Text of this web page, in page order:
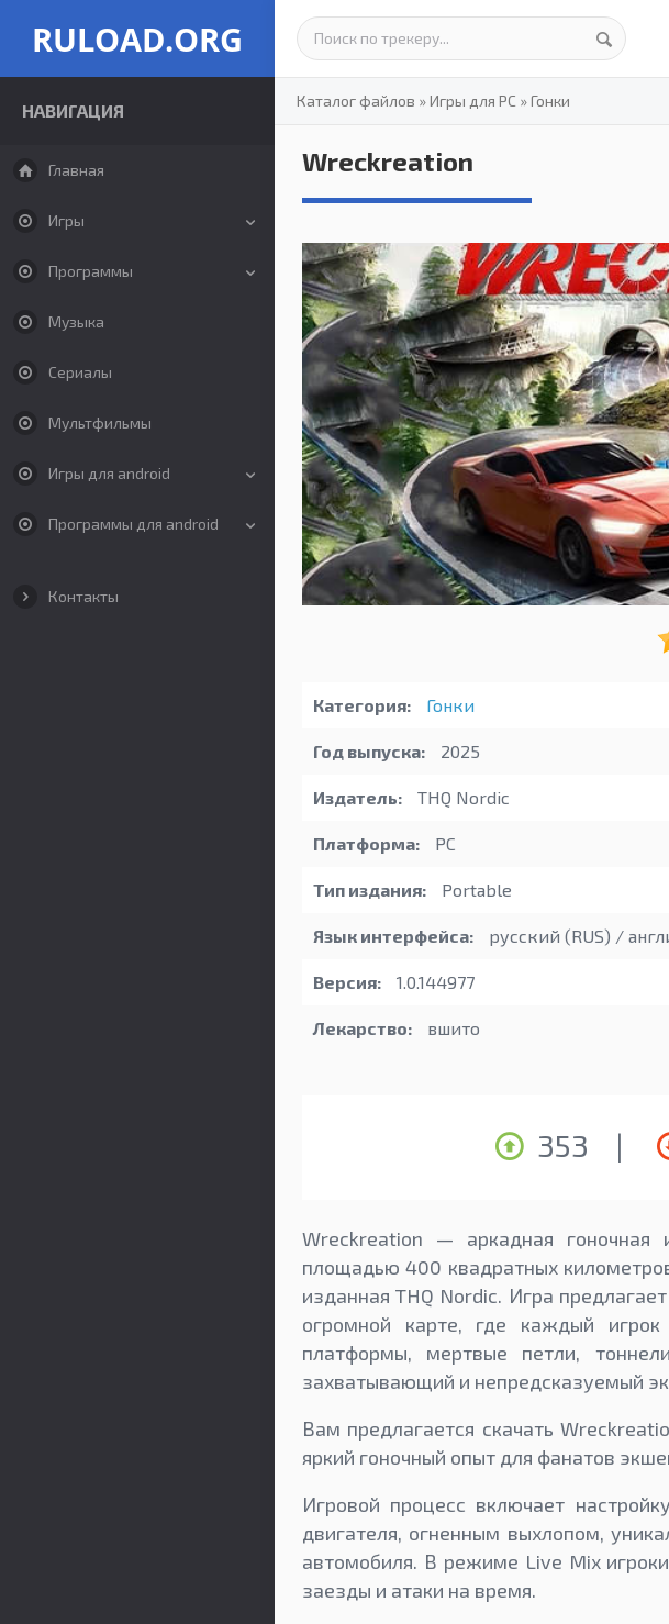
RULOAD.ORG
НАВИГАЦИЯ
Главная
Игры
Программы
Музыка
Сериалы
Мультфильмы
Игры для android
Программы для android
Контакты
Каталог файлов »Игры для PC »Гонки
Wreckreation
Категория: Гонки
Год выпуска: 2025
Издатель: THQ Nordic
Платформа: PC
Тип издания: Portable
Язык интерфейса: русский (RUS) /
Версия: 1.0.144977
Лекарство: вшито
353 |
Wreckreation — аркадная
площадью 400 квадратных
изданная THQ Nordic. Игра
огромной карте, где каждый
платформы, мертвые петли,
захватывающий и непредсказуемый
Вам предлагается скачать
яркий гоночный опыт для фанатов
Игровой процесс включает
двигателя, огненным выхлопом,
автомобиля. В режиме Live Mix
заезды и атаки на время.